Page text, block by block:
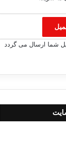
شما ارسال می گردد